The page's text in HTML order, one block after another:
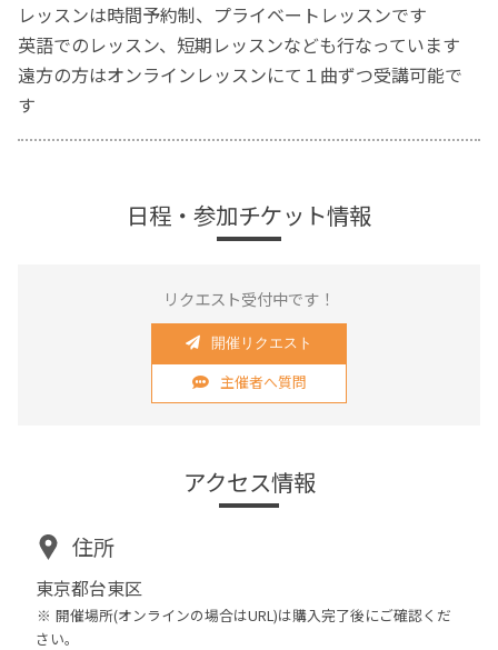
レッスンは時間予約制、プライベートレッスンです
英語でのレッスン、短期レッスンなども行なっています
遠方の方はオンラインレッスンにて１曲ずつ受講可能で
す
日程・参加チケット情報
リクエスト受付中です！
開催リクエスト
主催者へ質問
アクセス情報
住所
東京都台東区
開催場所(オンラインの場合はURL)は購入完了後にご確認くだ
さい。